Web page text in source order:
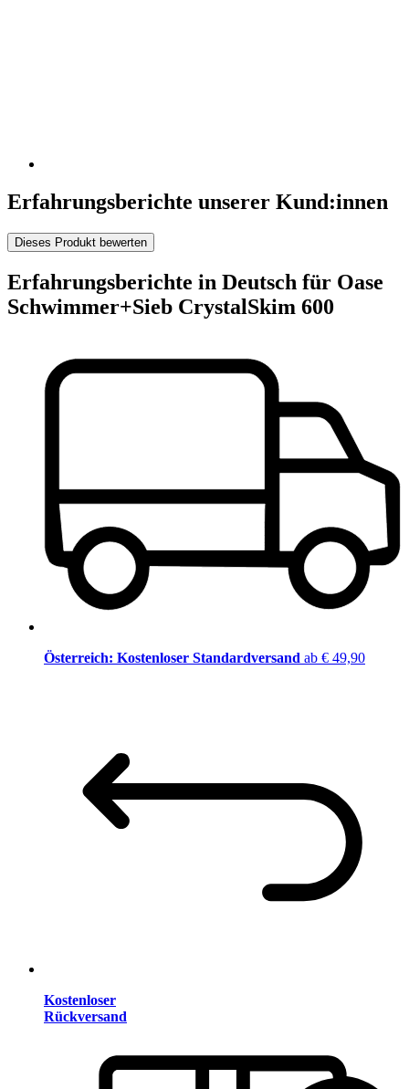
Erfahrungsberichte unserer Kund:innen
Dieses Produkt bewerten
Erfahrungsberichte in Deutsch für Oase
Schwimmer+Sieb CrystalSkim 600
Österreich: Kostenloser Standardversand ab € 49,90
Kostenloser
Rückversand